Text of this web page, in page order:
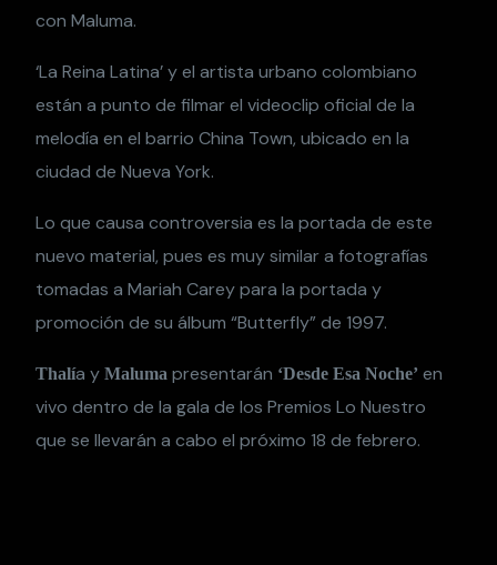
con Maluma.
‘La Reina Latina’ y el artista urbano colombiano
están a punto de filmar el videoclip oficial de la
melodía en el barrio China Town, ubicado en la
ciudad de Nueva York.
Lo que causa controversia es la portada de este
nuevo material, pues es muy similar a fotografías
tomadas a Mariah Carey para la portada y
promoción de su álbum “Butterfly” de 1997.
Thalía yMaluma presentarán ‘Desde Esa Noche’ en
vivo dentro de la gala de los Premios Lo Nuestro
que se llevarán a cabo el próximo 18 de febrero.